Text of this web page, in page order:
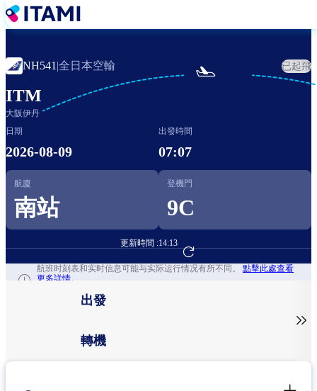
移
至
內
容
NH541 |全日本空輸 已起飛
ITM
大阪伊丹

日期
2026-08-09
出發時間
07:07
航廈
南站
登機門
9C
更新時間 :14:13
前往航班預訂
航班时刻表和实时信息可能与实际运行情况有所不同。 點擊此處查看
更多詳情。
出發
轉機
